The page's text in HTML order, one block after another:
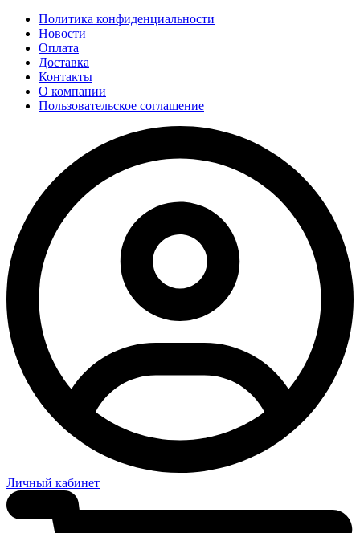
Политика конфиденциальности
Новости
Оплата
Доставка
Контакты
О компании
Пользовательское соглашение
Личный кабинет